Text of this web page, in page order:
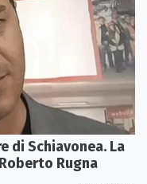
Schiavonea. La
Rugna